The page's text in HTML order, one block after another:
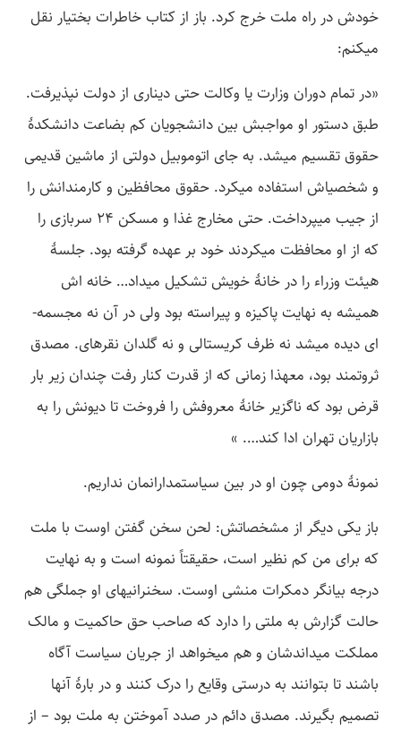
خودش در راه ملت خرج کرد. باز از کتاب خاطرات بختیار نقل
می­کنم:
«در تمام دوران وزارت یا وکالت حتی دیناری از دولت نپذیرفت.
طبق دستور او مواجبش بین دانشجویان کم بضاعت دانشکدۀ
حقوق تقسیم می­شد. به جای اتوموبیل دولتی از ماشین قدیمی
و شخصی­اش استفاده می­کرد. حقوق محافظین و کارمندانش را
از جیب می­پرداخت. حتی مخارج غذا و مسکن 24 سربازی را
که از او محافظت می­کردند خود بر عهده گرفته بود. جلسۀ
هیئت وزراء را در خانۀ خویش تشکیل می­داد… خانه­ اش
همیشه به نهایت پاکیزه و پیراسته بود ولی در آن نه مجسمه­
ای دیده می­شد نه ظرف کریستالی و نه گلدان نقره­ای. مصدق
ثروتمند بود، مع­هذا زمانی که از قدرت کنار رفت چندان زیر بار
قرض بود که ناگزیر خانۀ معروفش را فروخت تا دیونش را به
بازاریان تهران ادا کند…. »
نمونۀ دومی چون او در بین سیاستمدارانمان نداریم.
باز یکی دیگر از مشخصاتش: لحن سخن گفتن اوست با ملت
که برای من کم نظیر است، حقیقتاً نمونه است و به نهایت
درجه بیانگر دمکرات منشی اوست. سخنرانی­های او جملگی هم
حالت گزارش به ملتی را دارد که صاحب حق حاکمیت و مالک
مملکت میداندشان و هم می­خواهد از جریان سیاست آگاه
باشند تا بتوانند به درستی وقایع را درک کنند و در بارۀ آنها
تصمیم بگیرند. مصدق دائم در صدد آموختن به ملت بود – از